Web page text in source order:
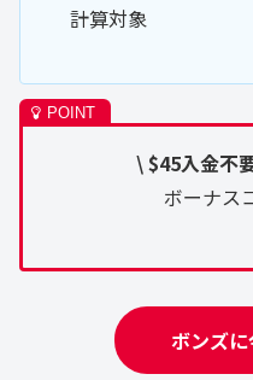
計算対象
\ $45入金不
ボーナス
ボンズ